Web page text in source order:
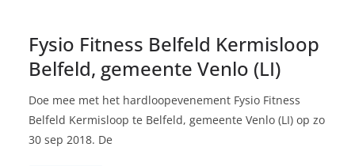
Fysio Fitness Belfeld Kermisloop
Belfeld, gemeente Venlo (LI)
Doe mee met het hardloopevenement Fysio Fitness
Belfeld Kermisloop te Belfeld, gemeente Venlo (LI) op zo
30 sep 2018. De